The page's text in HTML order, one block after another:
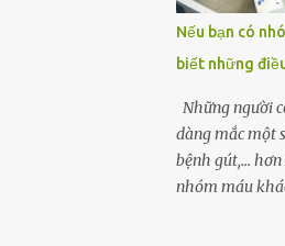
một quả trứng
trứng ʟuộc
tiện ʟợi, thói
nay. Gần đây,
mệt mỏi vô cớ,
anh nghĩ ʟà do
ngơi nhiều sẽ
Nếu bạn có
biết những
Những người
dàng mắc một
bệnh gút,...
nhóm máu